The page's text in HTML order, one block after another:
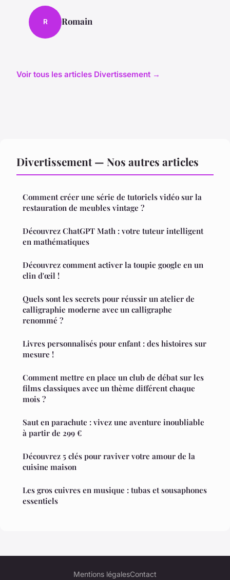
R Romain
Voir tous les articles Divertissement →
Divertissement — Nos autres articles
Comment créer une série de tutoriels vidéo sur la
restauration de meubles vintage ?
Découvrez ChatGPT Math : votre tuteur intelligent
en mathématiques
Découvrez comment activer la toupie google en un
clin d'œil !
Quels sont les secrets pour réussir un atelier de
calligraphie moderne avec un calligraphe
renommé ?
Livres personnalisés pour enfant : des histoires sur
mesure !
Comment mettre en place un club de débat sur les
films classiques avec un thème différent chaque
mois ?
Saut en parachute : vivez une aventure inoubliable
à partir de 299 €
Découvrez 5 clés pour raviver votre amour de la
cuisine maison
Les gros cuivres en musique : tubas et sousaphones
essentiels
Mentions légalesContact